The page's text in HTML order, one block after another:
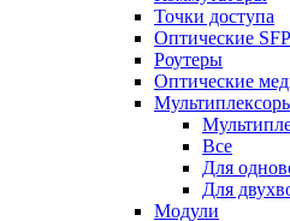
Точки доступа
Оптические
Роутеры
Оптические
Все
Для
Для
Модули